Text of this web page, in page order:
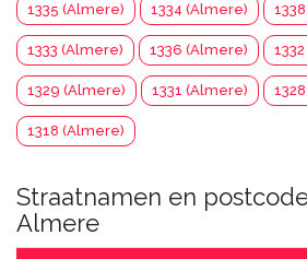
1335 (Almere) 1334 (Almere)
1333 (Almere) 1336 (Almere)
1329 (Almere) 1331 (Almere)
1318 (Almere)
Straatnamen en
Almere